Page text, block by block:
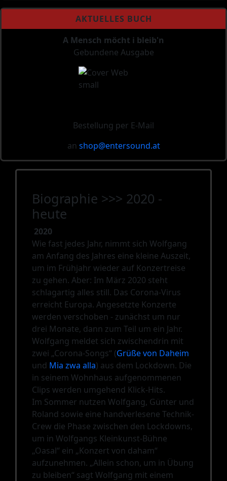
AKTUELLES BUCH
A Mensch möcht i bleib'n
Gebundene Ausgabe
Bestellung per E-Mail
an shop@entersound.at
Biographie >>> 2020 -
heute
2020
Wie fast jedes Jahr, nimmt sich Wolfgang
am Anfang des Jahres eine kleine Auszeit,
um im Frühjahr wieder auf Konzertreise
zu gehen. Aber: Im März 2020 steht
schlagartig alles still. Das Corona-Virus
erreicht Europa. Angesetzte Konzerte
werden verschoben - zunächst um nur
drei Monate, dann zum Teil um ein Jahr.
Wolfgang meldet sich zwischendrin mit
zwei „Corona-Songs“ (Grüße von Daheim
und Mia zwa alla) aus dem Lockdown. Die
in seinem Wohnhaus aufgenommenen
Clips werden umgehend Klick-Hits.
Im Sommer nutzen Wolfgang, Günter und
Roland sowie eine handverlesene Technik-
Crew die Phase zwischen den Lockdowns,
um in Wolfgangs Kleinkunst-Bühne
„Oasal“ ein „Konzert von daham“
aufzunehmen. „Allein schon, um in Übung
zu bleiben“ sagt Wolfgang mit einem